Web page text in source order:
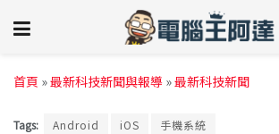
首頁 »最新科技新聞與報導 »最新科技新聞
Tags: Android iOS 手機系統